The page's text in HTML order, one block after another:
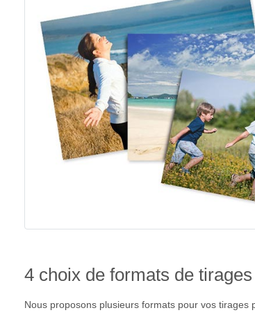
4 choix de formats de tirages
Nous proposons plusieurs formats pour vos tirages